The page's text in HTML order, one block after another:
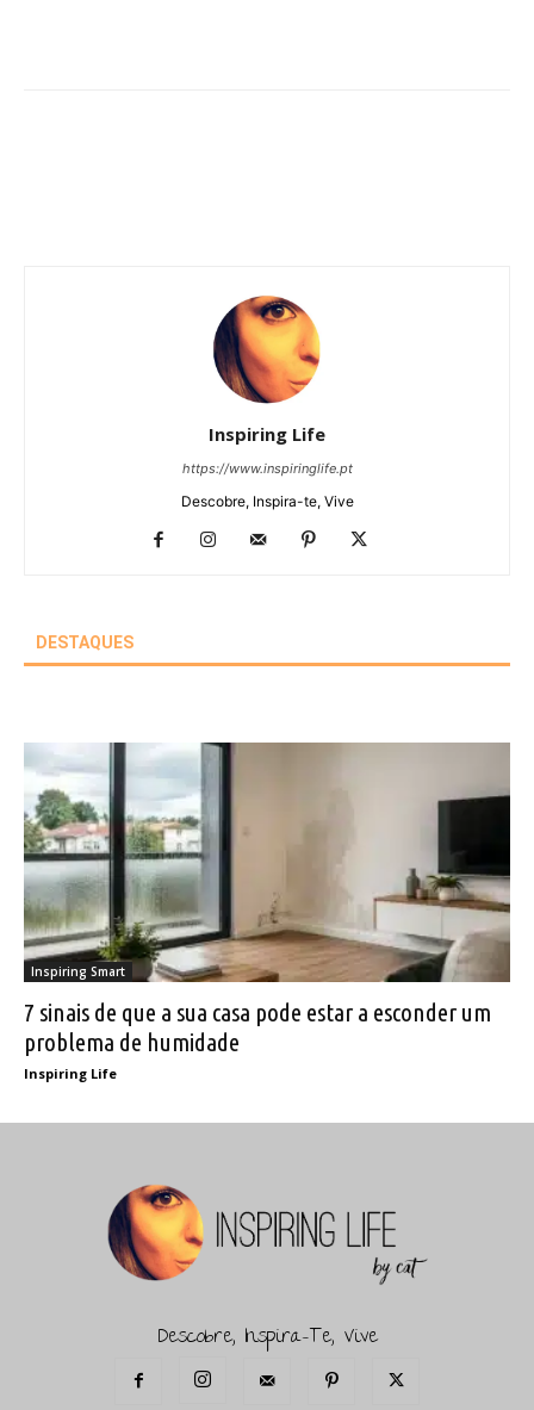
Inspiring Life
https://www.inspiringlife.pt
Descobre, Inspira-te, Vive
DESTAQUES
Inspiring Smart
7 sinais de que a sua casa pode estar a esconder um
problema de humidade
Inspiring Life
Descobre, Inspira-Te, Vive